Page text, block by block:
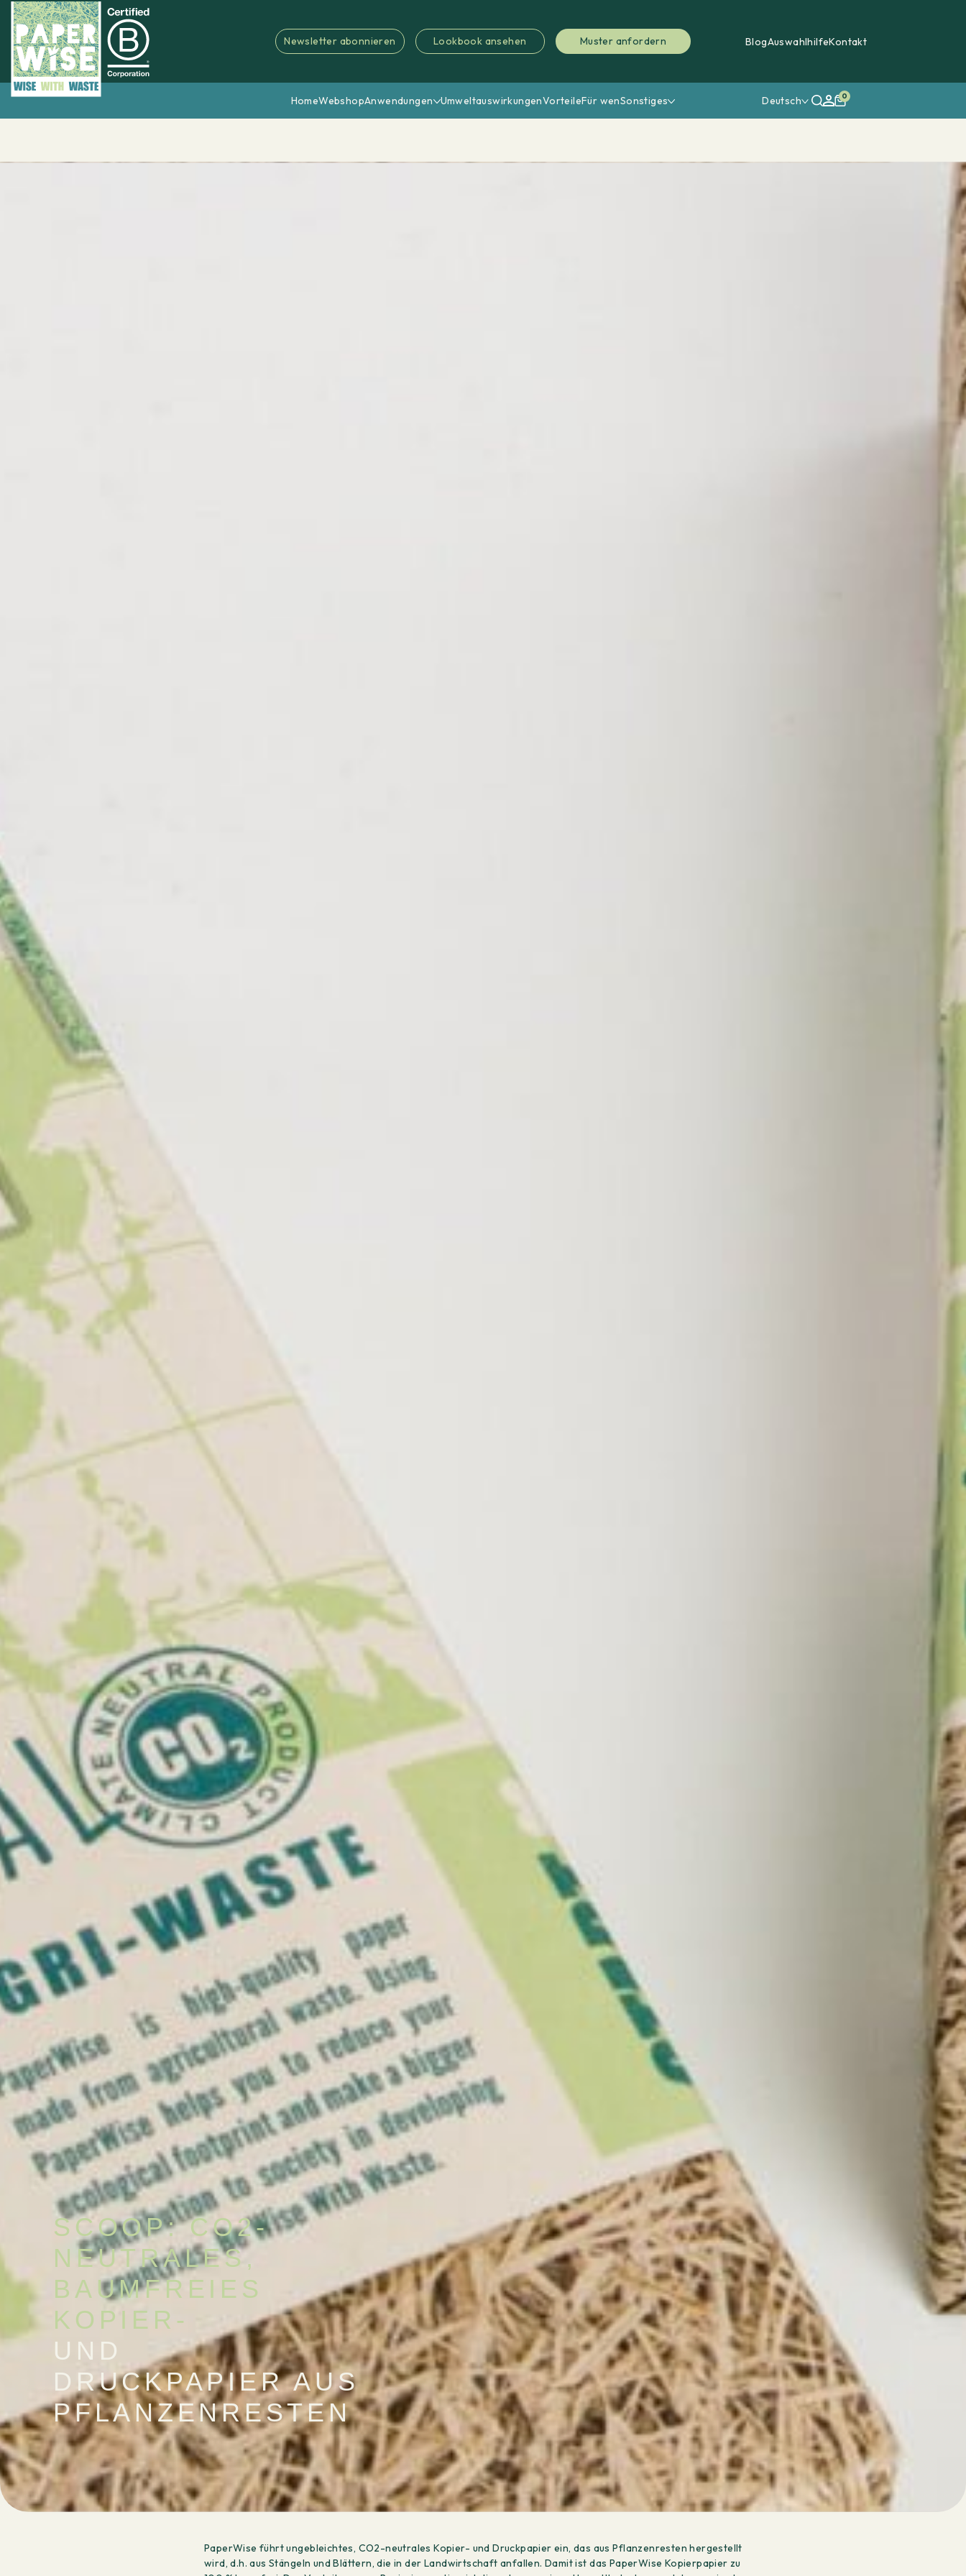
Newsletter abonnieren Lookbook ansehen Muster anfordern BlogAuswahlhilfeKontakt
HomeWebshopAnwendungen UmweltauswirkungenVorteileFür wenSonstiges Deutsch 0
SCOOP: CO2-
NEUTRALES,
BAUMFREIES
KOPIER-
UND
DRUCKPAPIER AUS
PFLANZENRESTEN
PaperWise führt ungebleichtes, CO2-neutrales Kopier- und Druckpapier ein, das aus Pflanzenresten hergestellt
wird, d.h. aus Stängeln und Blättern, die in der Landwirtschaft anfallen. Damit ist das PaperWise Kopierpapier zu